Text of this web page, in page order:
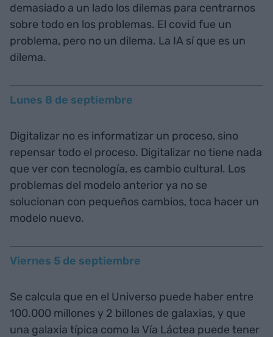
demasiado a un lado los dilemas para centrarnos
sobre todo en los problemas. El covid fue un
problema, pero no un dilema. La IA sí que es un
dilema.
Lunes 8 de septiembre
Digitalizar no es informatizar un proceso, sino
repensar todo el proceso. Digitalizar no tiene nada
que ver con tecnología, es cambio cultural. Los
problemas del modelo anterior ya no se
solucionan con pequeños cambios, toca hacer un
modelo nuevo.
Viernes 5 de septiembre
Se calcula que en el Universo puede haber entre
100.000 millones y 2 billones de galaxias, y que
una galaxia típica como la Vía Láctea puede tener